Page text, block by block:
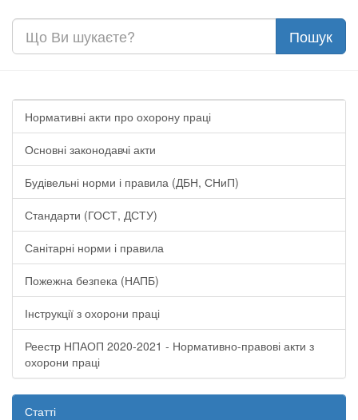
Нормативні акти про охорону праці
Основні законодавчі акти
Будівельні норми і правила (ДБН, СНиП)
Стандарти (ГОСТ, ДСТУ)
Санітарні норми і правила
Пожежна безпека (НАПБ)
Інструкції з охорони праці
Реестр НПАОП 2020-2021 - Нормативно-правові акти з
охорони праці
Статті